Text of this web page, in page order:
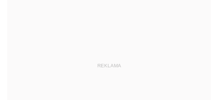
REKLAMA